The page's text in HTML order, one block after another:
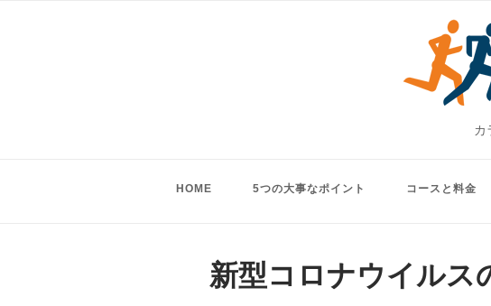
カ
HOME 5つの大事なポイント コースと料金
新型コロナウイルス